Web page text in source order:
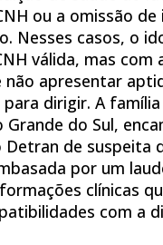
ou a omissão
Nesses casos, o
válida, mas com
não apresentar
dirigir. A
Grande do Sul,
Detran de suspeita
por um
clínicas
com a